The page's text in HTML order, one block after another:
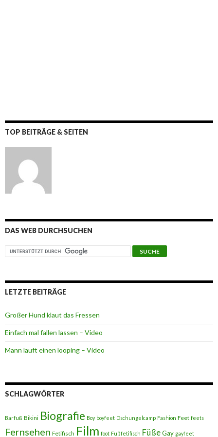
TOP BEITRÄGE & SEITEN
DAS WEB DURCHSUCHEN
LETZTE BEITRÄGE
Großer Hund klaut das Fressen
Einfach mal fallen lassen – Video
Mann läuft einen looping – Video
SCHLAGWÖRTER
Barfuß Bikini Biografie Boy boyfeet Dschungelcamp Fashion Feet feets
Fernsehen Fetifisch Film foot Fußfetifisch FüßeGay gayfeet